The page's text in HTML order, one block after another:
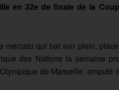
en 32e de finale de la
mercato qui bat son plein,
des Nations la semaine
de Marseille, amputé